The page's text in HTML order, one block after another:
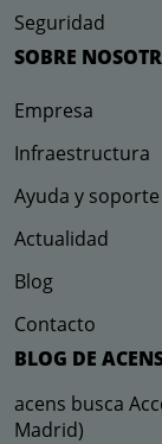
Seguridad
SOBRE
Empresa
Infraestructura
Ayuda y soporte
Actualidad
Blog
Contacto
BLOG DE
acens busca
Madrid)